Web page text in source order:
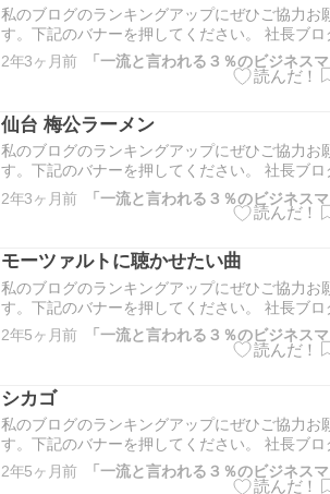
私のブログのランキングアップにぜひご協力お
す。下記のバナーを押してください。 社長ブロ
ング 仙台市ランキング こちらもよろしくお願
にほんブログ村 このところ、土日は仙台に行
というのも、先月6…
2年3ヶ月前
仙台 梅公ラーメン
私のブログのランキングアップにぜひご協力お
す。下記のバナーを押してください。 社長ブロ
ング 仙台市ランキング こちらもよろしくお願
にほんブログ村 仙台の宮町通りから少し入った
10分かからないく…
2年3ヶ月前
モーツァルトに聴かせたい曲
私のブログのランキングアップにぜひご協力お
す。下記のバナーを押してください。 社長ブロ
ング 仙台市ランキング こちらもよろしくお願
にほんブログ村 モーツァルトはクラッシック
ン協奏曲が大好きだ…
2年5ヶ月前
シカゴ
私のブログのランキングアップにぜひご協力お
す。下記のバナーを押してください。 社長ブロ
ング 仙台市ランキング こちらもよろしくお願
にほんブログ村 シカゴと言うアメリカのロッ
2年5ヶ月前